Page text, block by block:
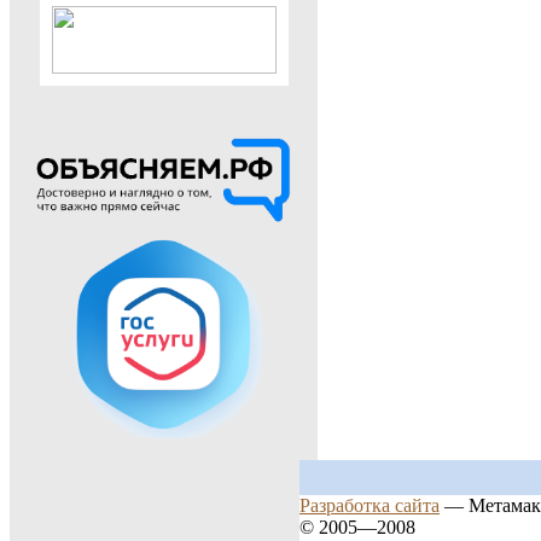
Разработка сайта —
© 2005—2008